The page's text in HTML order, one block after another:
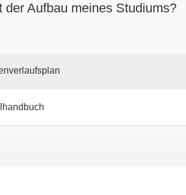
der Aufbau meines Studiums?